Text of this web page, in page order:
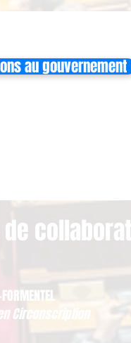
au gouvernement
Circonscription